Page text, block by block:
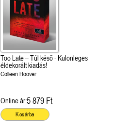
Too Late – Túl késő - Különleges
éldekorált kiadás!
Colleen Hoover
Online ár:5 879 Ft
Kosárba